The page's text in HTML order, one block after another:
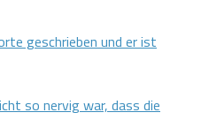
geschrieben und er ist
so nervig war, dass die